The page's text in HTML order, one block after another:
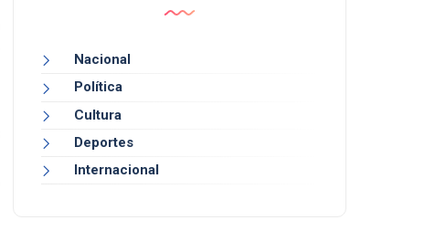
Nacional
Política
Cultura
Deportes
Internacional